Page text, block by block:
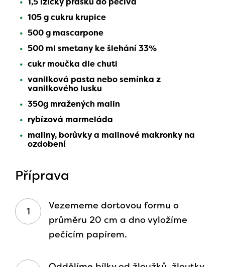
105 g cukru krupice
500 g mascarpone
500 ml smetany ke šlehání 33%
cukr moučka dle chuti
vanilková pasta nebo semínka z
vanilkového lusku
350g mražených malin
rybízová marmeláda
maliny, borůvky a malinové makronky na
ozdobení
Příprava
Vezememe dortovou formu o
průměru 20 cm a dno vyložíme
pečícím papírem.